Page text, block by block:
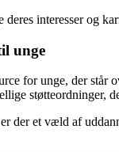
interesser og
unge
for unge, der
støtteordninger,
der et væld af